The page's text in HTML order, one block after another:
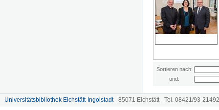
Sortieren nach:
und:
Universitätsbibliothek Eichstätt-Ingolstadt- 85071 Eichstätt - Tel. 08421/93-